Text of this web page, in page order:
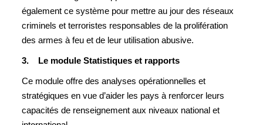
également ce système pour mettre au jour des réseaux
criminels et terroristes responsables de la prolifération
des armes à feu et de leur utilisation abusive.
3. Le module Statistiques et rapports
Ce module offre des analyses opérationnelles et
stratégiques en vue d’aider les pays à renforcer leurs
capacités de renseignement aux niveaux national et